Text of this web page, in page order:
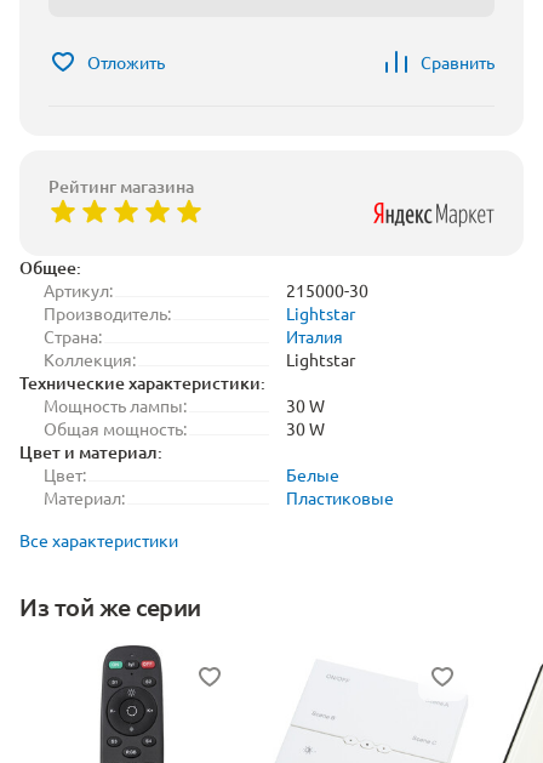
Общее:
Артикул:
215000-30
Производитель:
Lightstar
Страна:
Италия
Коллекция:
Lightstar
Технические характеристики:
Мощность лампы:
30 W
Общая мощность:
30 W
Цвет и материал:
Цвет:
Белые
Материал:
Пластиковые
Все характеристики
Из той же серии
Отложить Сравнить
Рейтинг магазина